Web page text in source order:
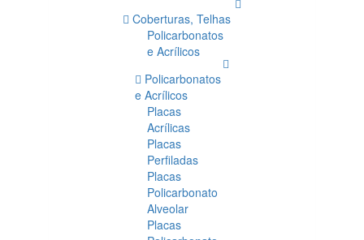
Coberturas, Telhas
Policarbonatos
e Acrílicos
Policarbonatos
e Acrílicos
Placas
Acrílicas
Placas
Perfiladas
Placas
Policarbonato
Alveolar
Placas